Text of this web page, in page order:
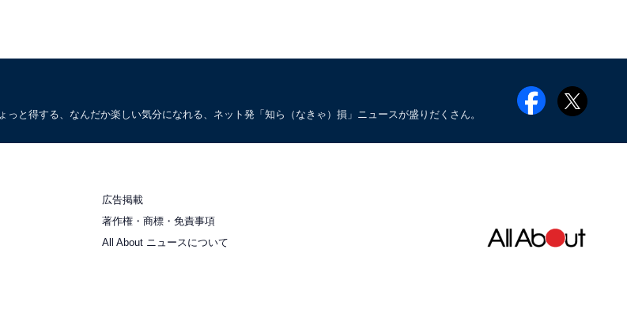
と得する、なんだか楽しい気分になれる、ネット発「知ら（なきゃ）損」ニュースが盛りだくさん。
広告掲載
著作権・商標・免責事項
All About ニュースについて